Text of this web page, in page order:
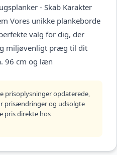
- Skab Karakter
Vores unikke plankeborde
valg for dig, der
miljøvenligt præg til dit
96 cm og læn
prisoplysninger opdaterede,
prisændringer og udsolgte
pris direkte hos